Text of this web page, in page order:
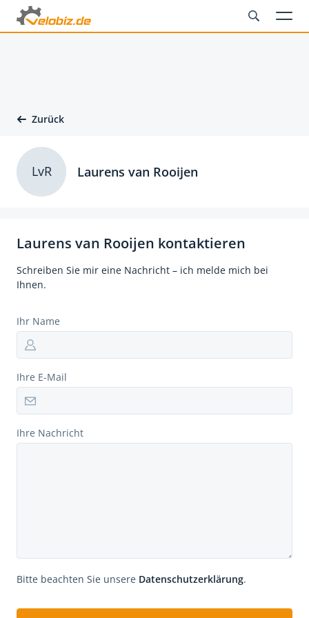
Zurück
Laurens van Rooijen kontaktieren
Schreiben Sie mir eine Nachricht – ich melde mich bei
Ihnen.
Ihr Name
Ihre E-Mail
Ihre Nachricht
Bitte beachten Sie unsere Datenschutzerklärung.
LvR Laurens van Rooijen